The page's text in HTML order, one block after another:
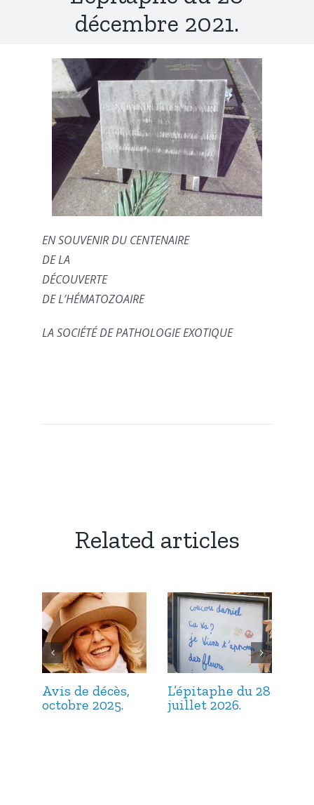
décembre 2021.
EN SOUVENIR DU CENTENAIRE
DE LA
DÉCOUVERTE
DE L’HÉMATOZOAIRE
LA SOCIÉTÉ DE PATHOLOGIE EXOTIQUE
Related articles
Avis de décès,
octobre 2025.
L’épitaphe du 28
juillet 2026.